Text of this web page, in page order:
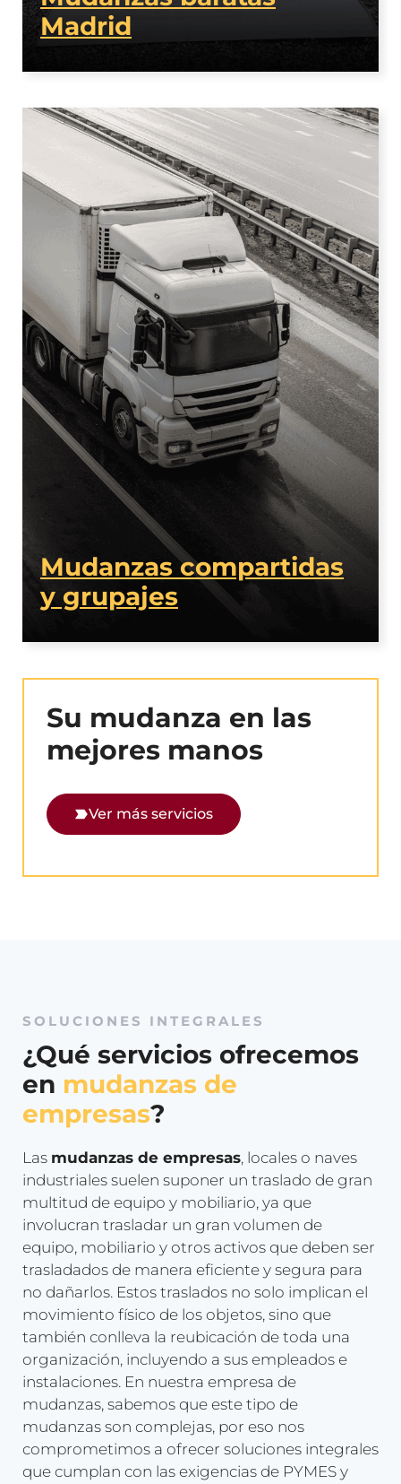
Madrid
Mudanzas compartidas
y grupajes
Su mudanza en las
mejores manos
Ver más servicios
SOLUCIONES INTEGRALES
¿Qué servicios ofrecemos
en mudanzas de
empresas?
Las mudanzas de empresas, locales o naves
industriales suelen suponer un traslado de gran
multitud de equipo y mobiliario, ya que
involucran trasladar un gran volumen de
equipo, mobiliario y otros activos que deben ser
trasladados de manera eficiente y segura para
no dañarlos. Estos traslados no solo implican el
movimiento físico de los objetos, sino que
también conlleva la reubicación de toda una
organización, incluyendo a sus empleados e
instalaciones. En nuestra empresa de
mudanzas, sabemos que este tipo de
mudanzas son complejas, por eso nos
comprometimos a ofrecer soluciones integrales
que cumplan con las exigencias de PYMES y